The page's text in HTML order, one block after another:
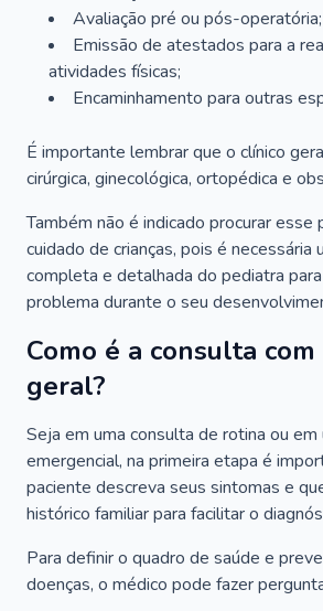
Avaliação pré ou pós-operatória;
Emissão de atestados para a
atividades físicas;
Encaminhamento para outras
É importante lembrar que o clínico
cirúrgica, ginecológica, ortopédica e
Também não é indicado procurar esse
cuidado de crianças, pois é necessária
completa e detalhada do pediatra
problema durante o seu
Como é a consulta
geral?
Seja em uma consulta de rotina ou
emergencial, na primeira etapa é
paciente descreva seus sintomas e
histórico familiar para facilitar o
Para definir o quadro de saúde e
doenças, o médico pode fazer